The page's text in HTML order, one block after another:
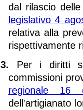
dal rilascio
legislativo 4
relativa alla
rispettivamente
3. Per i diritti
commissioni
regionale 16
dell'artigianato